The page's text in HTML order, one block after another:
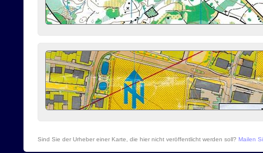
Sind Sie der Urheber einer Karte, die hier nicht veröffentlicht werden soll? Mailen